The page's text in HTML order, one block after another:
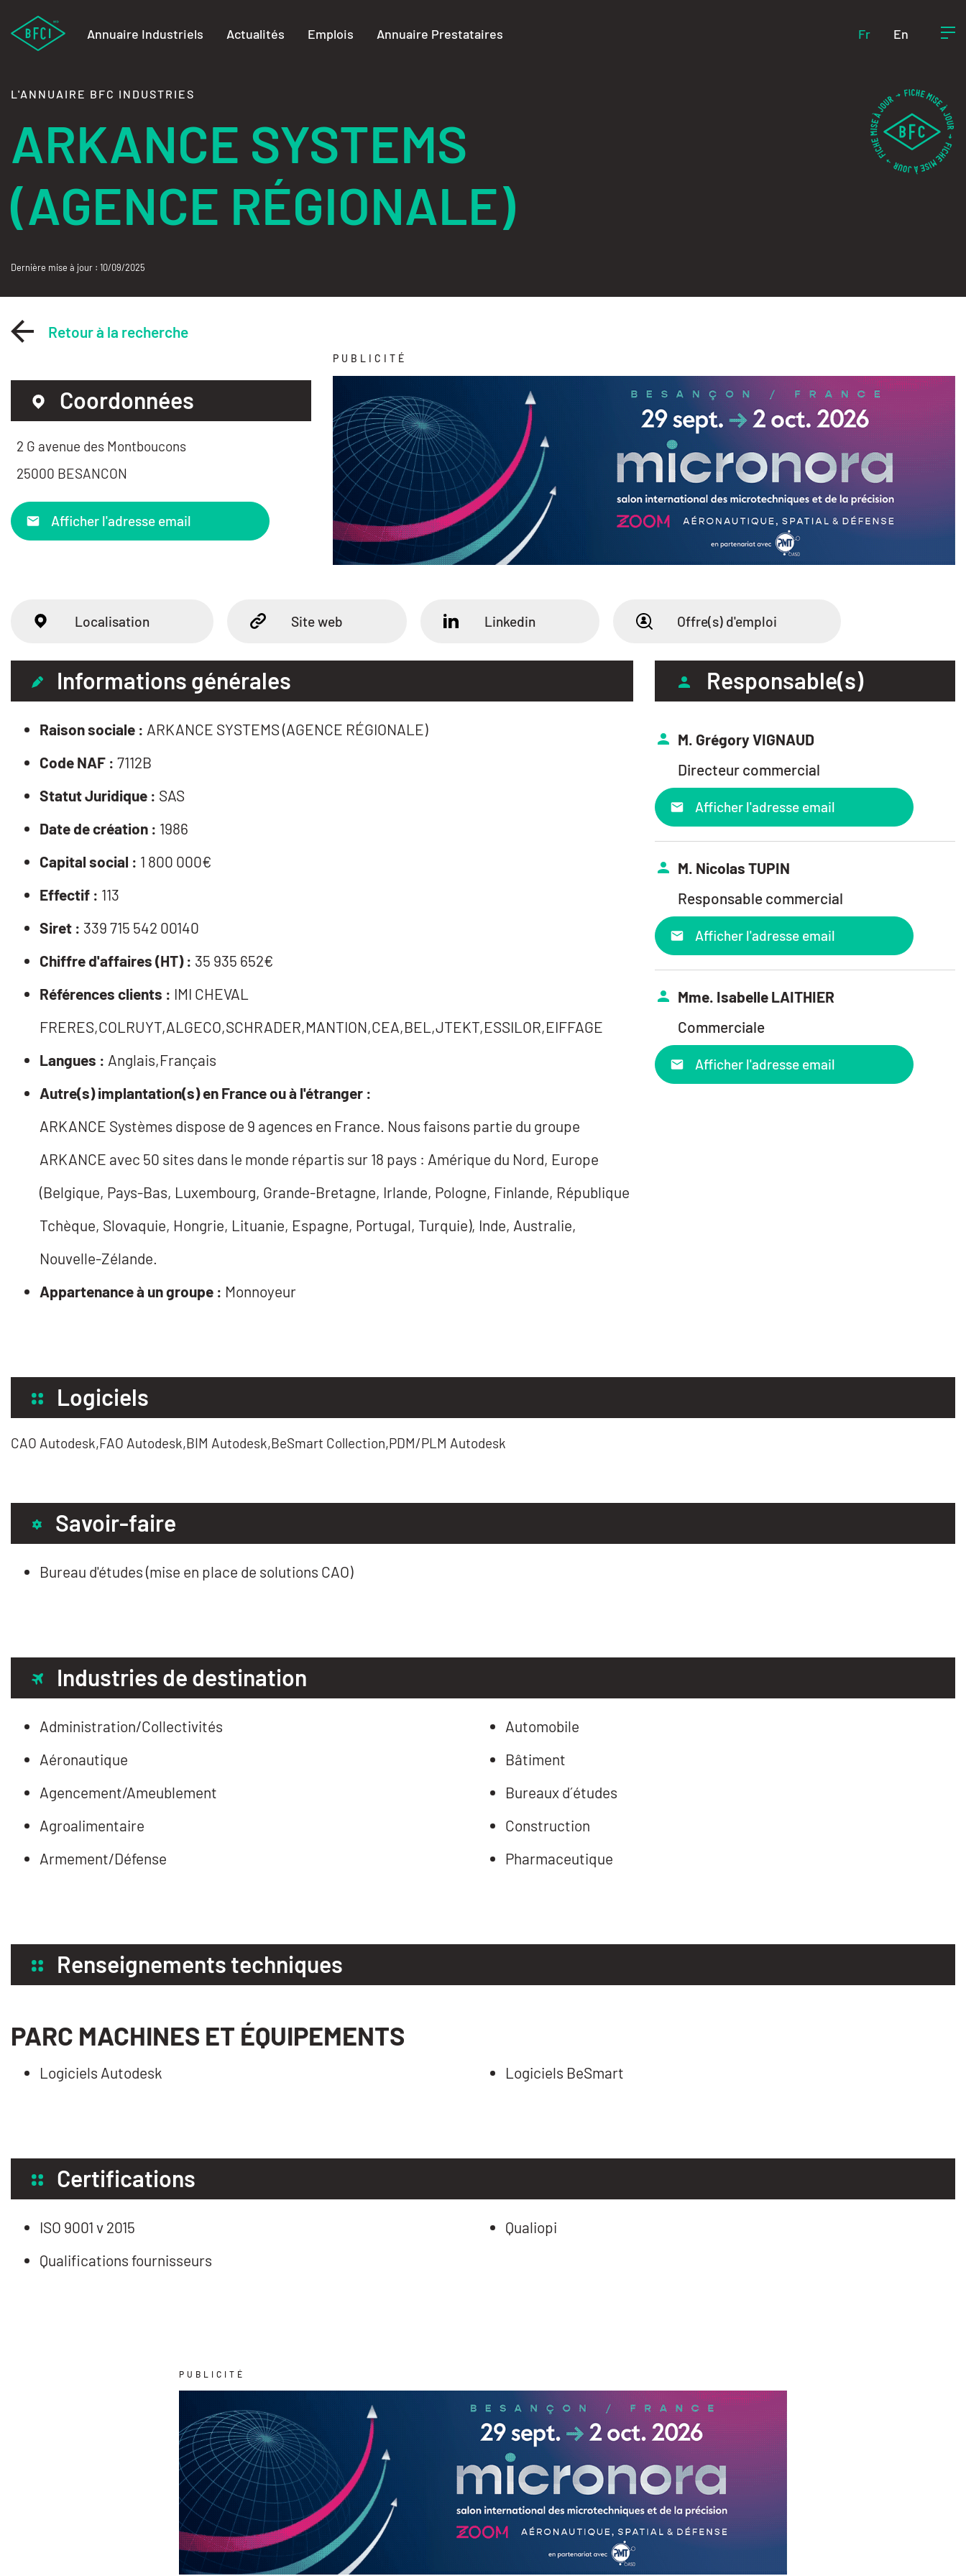
Annuaire Industriels Actualités Emplois Annuaire Prestataires Fr En
L'ANNUAIRE BFC INDUSTRIES
ARKANCE SYSTEMS
(AGENCE RÉGIONALE)
Dernière mise à jour : 10/09/2025
Retour à la recherche
Coordonnées
2 G avenue des Montboucons
25000 BESANCON
Afficher l'adresse email
PUBLICITÉ
Localisation Site web Linkedin Offre(s) d'emploi
Informations générales
Raison sociale : ARKANCE SYSTEMS (AGENCE RÉGIONALE)
Code NAF : 7112B
Statut Juridique : SAS
Date de création : 1986
Capital social : 1 800 000€
Effectif : 113
Siret : 339 715 542 00140
Chiffre d'affaires (HT) : 35 935 652€
Références clients : IMI CHEVAL
FRERES,COLRUYT,ALGECO,SCHRADER,MANTION,CEA,BEL,JTEKT,ESSILOR,EIFFAGE
Langues : Anglais,Français
Autre(s) implantation(s) en France ou à l'étranger :
ARKANCE Systèmes dispose de 9 agences en France. Nous faisons partie du groupe
ARKANCE avec 50 sites dans le monde répartis sur 18 pays : Amérique du Nord, Europe
(Belgique, Pays-Bas, Luxembourg, Grande-Bretagne, Irlande, Pologne, Finlande, République
Tchèque, Slovaquie, Hongrie, Lituanie, Espagne, Portugal, Turquie), Inde, Australie,
Nouvelle-Zélande.
Appartenance à un groupe : Monnoyeur
Responsable(s)
M. Grégory VIGNAUD
Directeur commercial
Afficher l'adresse email
M. Nicolas TUPIN
Responsable commercial
Afficher l'adresse email
Mme. Isabelle LAITHIER
Commerciale
Afficher l'adresse email
Logiciels
CAO Autodesk,FAO Autodesk,BIM Autodesk,BeSmart Collection,PDM/PLM Autodesk
Savoir-faire
Bureau d'études (mise en place de solutions CAO)
Industries de destination
Administration/Collectivités
Aéronautique
Agencement/Ameublement
Agroalimentaire
Armement/Défense
Automobile
Bâtiment
Bureaux d´études
Construction
Pharmaceutique
Renseignements techniques
PARC MACHINES ET ÉQUIPEMENTS
Logiciels Autodesk Logiciels BeSmart
Certifications
ISO 9001 v 2015
Qualifications fournisseurs
Qualiopi
PUBLICITÉ